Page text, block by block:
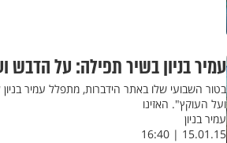
עמיר בניון בשיר תפילה: על הדבש
בטור השבועי שלו באתר הידברות, מתפלל עמיר
ועל העוקץ". האזינו
עמיר בניון
15.01.15 | 16:40